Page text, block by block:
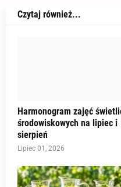
Czytaj również...
Harmonogram zajęć
środowiskowych na lipiec i
sierpień
Lipiec 01, 2026